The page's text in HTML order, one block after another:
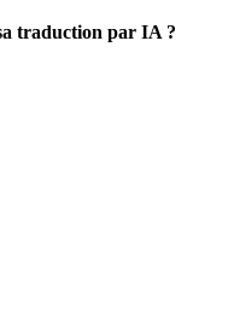
traduction par IA ?